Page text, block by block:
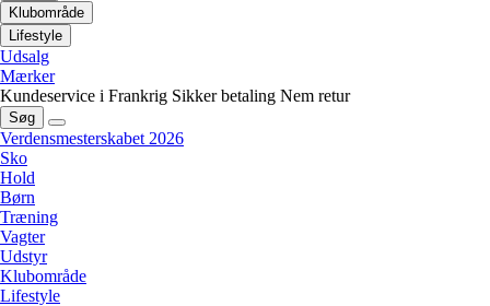
Klubområde
Lifestyle
Udsalg
Mærker
Kundeservice i Frankrig Sikker betaling Nem retur
Søg
Verdensmesterskabet 2026
Sko
Hold
Børn
Træning
Vagter
Udstyr
Klubområde
Lifestyle